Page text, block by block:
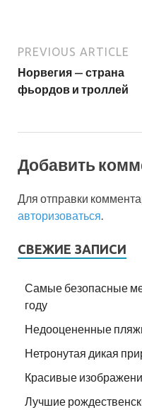
PREVIOUS ARTICLE
Норвегия — страна
фьордов и троллей
Добавить
Для отправки
авторизоваться
СВЕЖИЕ ЗАПИСИ
Самые безопасные
году
Недооцененные
Нетронутая дикая
Красивые
Лучшие